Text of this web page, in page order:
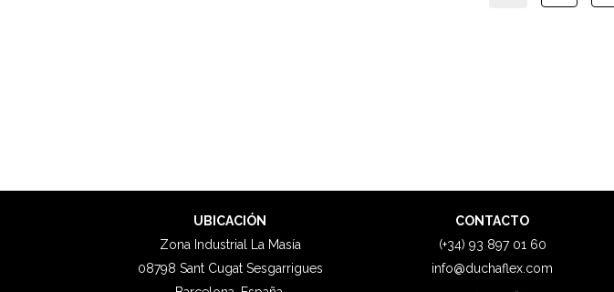
UBICACIÓN
Zona Industrial La Masía
08798 Sant Cugat Sesgarrigues
CONTACTO
(+34) 93 897 01 60
info@duchaflex.com